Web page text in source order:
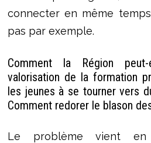
connecter en même
pas par exemple.
Comment la Région
valorisation de la formation
les jeunes à se tourner vers
Comment redorer le blason
Le problème vient